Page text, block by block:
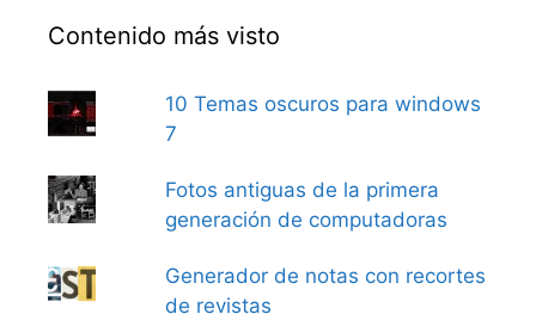
Contenido más visto
10 Temas oscuros para windows
7
Fotos antiguas de la primera
generación de computadoras
Generador de notas con recortes
de revistas